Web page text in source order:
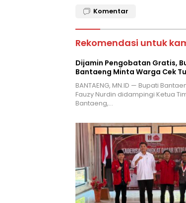
Komentar
Rekomendasi untuk
Dijamin Pengobatan Gratis,
Bantaeng Minta Warga Cek
BANTAENG, MN.ID — Bupati
Fauzy Nurdin didampingi Ketua
Bantaeng,…